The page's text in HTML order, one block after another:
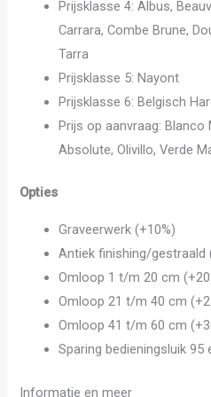
Prijsklasse 4: Albus,
Carrara, Combe Brune,
Tarra
Prijsklasse 5: Nayont
Prijsklasse 6: Belgisch
Prijs op aanvraag: Blanco
Absolute, Olivillo, Verde
Opties
Graveerwerk (+10%)
Antiek finishing/gestraald
Omloop 1 t/m 20 cm
Omloop 21 t/m 40 cm
Omloop 41 t/m 60 cm
Sparing bedieningsluik 95
Informatie en meer